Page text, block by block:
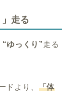
走る
“ゆっくり”走る
ドより、 「体